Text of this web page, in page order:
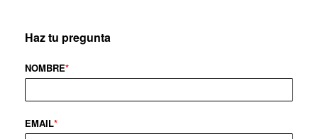
Haz tu pregunta
NOMBRE*
EMAIL*